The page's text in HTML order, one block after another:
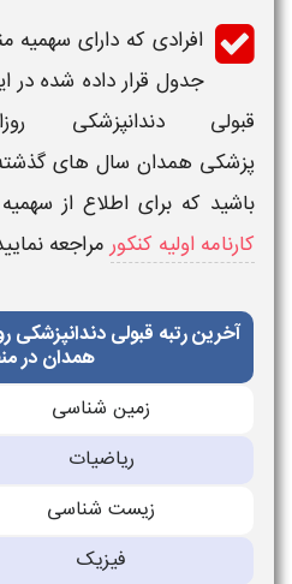
افرادی که دارای سهمیه
جدول قرار داده شده در
قبولی دندانپزشکی
پزشکی همدان سال های
باشید که برای اطلاع از
کارنامه اولیه کنکورمراجعه
آخرین رتبه قبولی دندانپزشکی
همدان در
زمین شناسی
ریاضیات
زیست شناسی
فیزیک